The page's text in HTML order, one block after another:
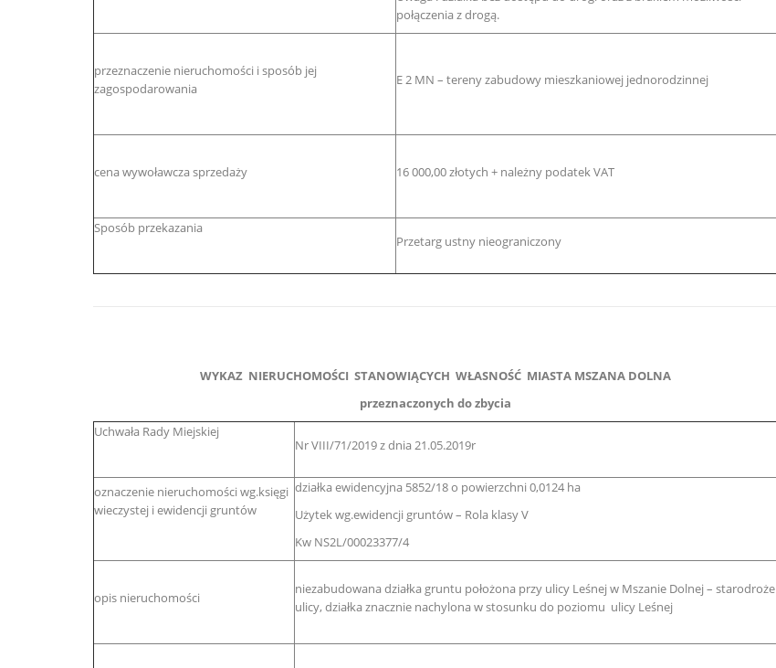
połączenia z drogą.
przeznaczenie nieruchomości i sposób jej
zagospodarowania
E 2 MN – tereny zabudowy mieszkaniowej jednorodzinnej
cena wywoławcza sprzedaży 16 000,00 złotych + należny podatek VAT
Sposób przekazania
Przetarg ustny nieograniczony
WYKAZ NIERUCHOMOŚCI STANOWIĄCYCH WŁASNOŚĆ MIASTA MSZANA DOLNA
przeznaczonych do zbycia
Uchwała Rady Miejskiej
Nr VIII/71/2019 z dnia 21.05.2019r
oznaczenie nieruchomości wg.księgi
wieczystej i ewidencji gruntów
działka ewidencyjna 5852/18 o powierzchni 0,0124 ha
Użytek wg.ewidencji gruntów – Rola klasy V
Kw NS2L/00023377/4
opis nieruchomości
niezabudowana działka gruntu położona przy ulicy Leśnej w Mszanie Dolnej – starodroże
ulicy, działka znacznie nachylona w stosunku do poziomu ulicy Leśnej